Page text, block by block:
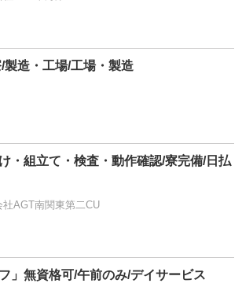
/製造・工場/工場・製造
・組立て・検査・動作確認/寮完備/日払
AGT南関東第二CU
」無資格可/午前のみ/デイサービス